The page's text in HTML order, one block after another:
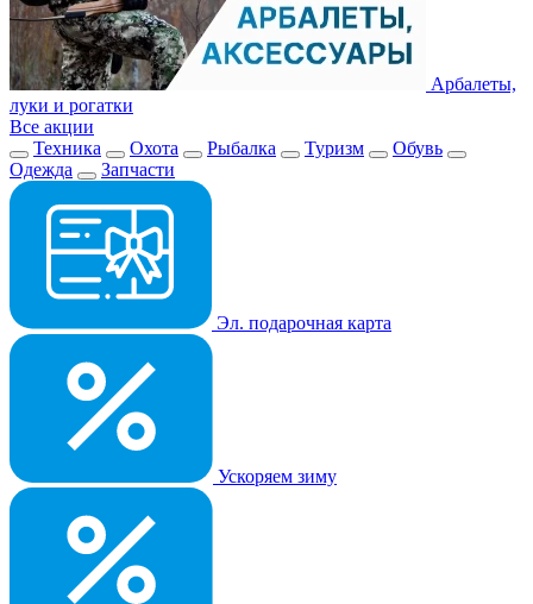
Арбалеты,
луки и рогатки
Все акции
Техника
Охота Рыбалка Туризм
Обувь
Одежда
Запчасти
Эл. подарочная карта
Ускоряем зиму